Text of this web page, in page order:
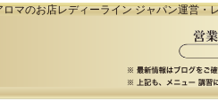
マのお店レディーライン ジャパン運営